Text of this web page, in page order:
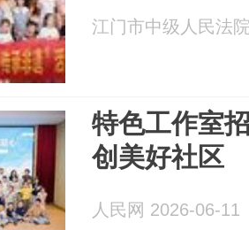
江门市中级人民法
特色工作室
创美好社区
人民网 2026-06-11